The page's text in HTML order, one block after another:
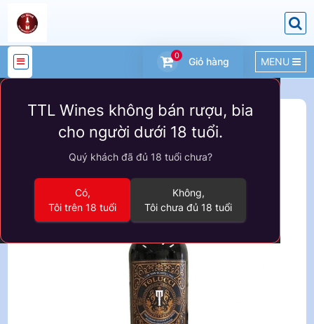
MỤC
MENU
0 Giỏ hàng
TTL Wines không bán rượu, bia
cho người dưới 18 tuổi.
Quý khách đã đủ 18 tuổi chưa?
Có,
Tôi trên 18 tuổi
Không,
Tôi chưa đủ 18 tuổi
Sản phẩm VANG Ý